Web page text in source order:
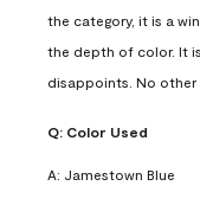
the category, it is a
the depth of color. It
disappoints. No
Q: Color Used
A: Jamestown Blue